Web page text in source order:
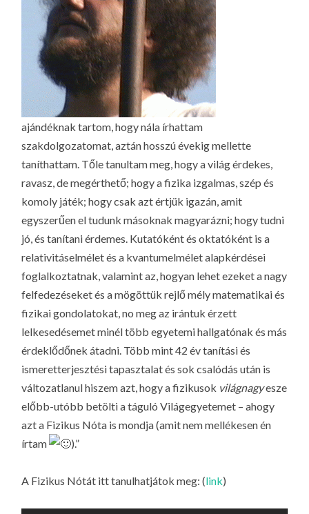
ajándéknak tartom, hogy nála írhattam
szakdolgozatomat, aztán hosszú évekig mellette
taníthattam. Tőle tanultam meg, hogy a világ érdekes,
ravasz, de megérthető; hogy a fizika izgalmas, szép és
komoly játék; hogy csak azt értjük igazán, amit
egyszerűen el tudunk másoknak magyarázni; hogy tudni
jó, és tanítani érdemes. Kutatóként és oktatóként is a
relativitáselmélet és a kvantumelmélet alapkérdései
foglalkoztatnak, valamint az, hogyan lehet ezeket a nagy
felfedezéseket és a mögöttük rejlő mély matematikai és
fizikai gondolatokat, no meg az irántuk érzett
lelkesedésemet minél több egyetemi hallgatónak és más
érdeklődőnek átadni. Több mint 42 év tanítási és
ismeretterjesztési tapasztalat és sok csalódás után is
változatlanul hiszem azt, hogy a fizikusok világnagyesze
előbb-utóbb betölti a táguló Világegyetemet – ahogy
azt a Fizikus Nóta is mondja (amit nem mellékesen én
írtam
).”
A Fizikus Nótát itt tanulhatjátok meg: (link)